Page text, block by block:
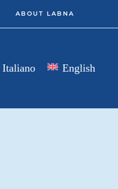
ABOUT LABNA
Italiano English